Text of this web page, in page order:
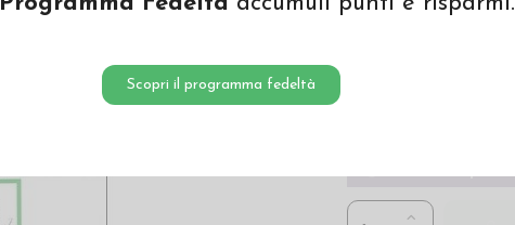
Scopri il programma fedeltà